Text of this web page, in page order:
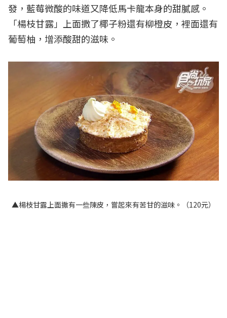
發，藍莓微酸的味道又降低馬卡龍本身的甜膩感。
「楊枝甘露」上面撒了椰子粉還有柳橙皮，裡面還有
葡萄柚，增添酸甜的滋味。
▲楊枝甘露上面撒有一些陳皮，嘗起來有苦甘的滋味。（120元）